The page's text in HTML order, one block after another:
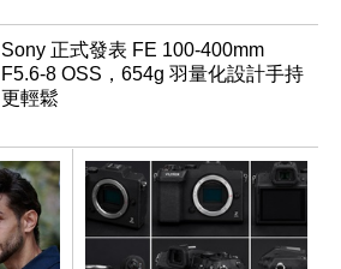
Sony 正式發表 FE 100-400mm
F5.6-8 OSS，654g 羽量化設計手持
更輕鬆